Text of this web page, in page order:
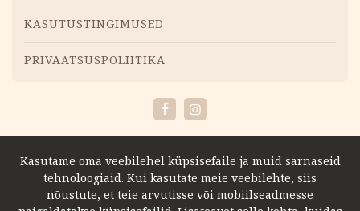
KASUTUSTINGIMUSED
PRIVAATSUSPOLIITIKA
FacebookInstagram
Kasutame oma veebilehel küpsisefaile ja muid sarnaseid
tehnoloogiaid. Kui kasutate meie veebilehte, siis
nõustute, et teie arvutisse või mobiilseadmesse